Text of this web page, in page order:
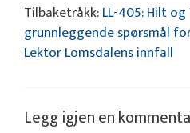
Tilbaketråkk:LL-405: Hilt
grunnleggende spørsmål
Lektor Lomsdalens innfall
Legg igjen en